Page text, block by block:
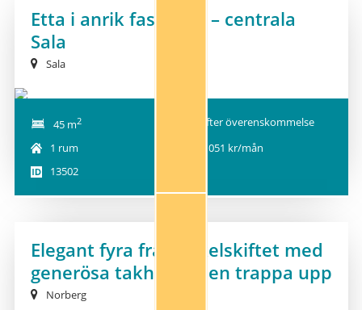
Etta i anrik fastighet – centrala
Sala
Sala
45 m2
Efter överenskommelse
1 rum
7 051 kr/mån
13502
Elegant fyra från sekelskiftet med
generösa takhöjder, en trappa upp
Norberg